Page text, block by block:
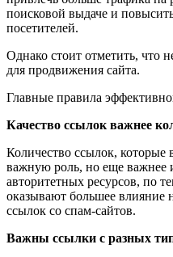
поисковой выдаче и
посетителей.
Однако стоит отметить, что
для продвижения сайта.
Главные правила
Качество ссылок важнее
Количество ссылок, которые
важную роль, но еще важнее
авторитетных ресурсов, по
оказывают большее влияние
ссылок со спам-сайтов.
Важны ссылки с разных